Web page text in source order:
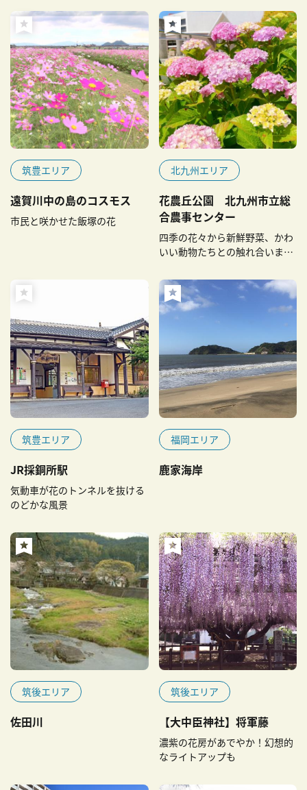
筑豊エリア
遠賀川中の島のコスモス
市民と咲かせた飯塚の花
北九州エリア
花農丘公園 北九州市立総
合農事センター
四季の花々から新鮮野菜、かわ
いい動物たちとの触れ合いま
筑豊エリア
JR採銅所駅
気動車が花のトンネルを抜ける
のどかな風景
福岡エリア
鹿家海岸
筑後エリア
佐田川
筑後エリア
【大中臣神社】将軍藤
濃紫の花房があでやか！幻想的
なライトアップも